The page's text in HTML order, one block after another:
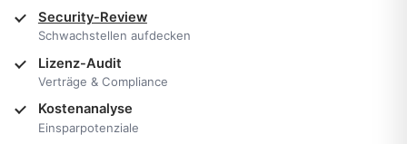
Security-Review
Schwachstellen aufdecken
Lizenz-Audit
Verträge & Compliance
Kostenanalyse
Einsparpotenziale